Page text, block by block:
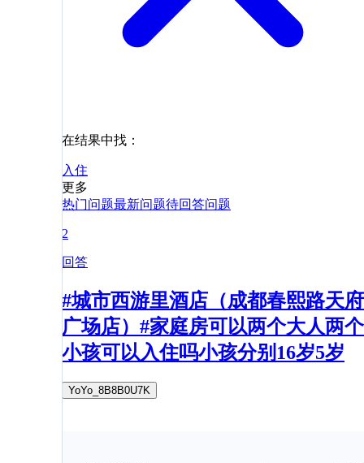
在结果中找：
入住
更多
热门问题最新问题待回答问题
2
回答
#城市西游里酒店（成都春熙路天府
广场店）#家庭房可以两个大人两个
小孩可以入住吗小孩分别16岁5岁
YoYo_8B8B0U7K